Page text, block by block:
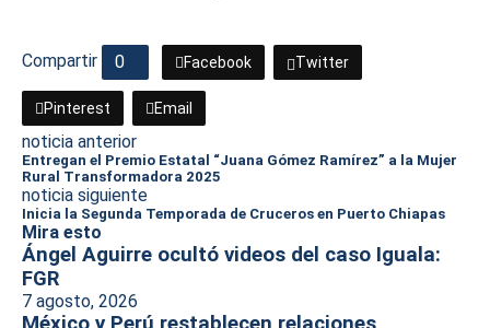
Compartir 0 Facebook Twitter
Pinterest Email
noticia anterior
Entregan el Premio Estatal “Juana Gómez Ramírez” a la Mujer
Rural Transformadora 2025
noticia siguiente
Inicia la Segunda Temporada de Cruceros en Puerto Chiapas
Mira esto
Ángel Aguirre ocultó videos del caso Iguala:
FGR
7 agosto, 2026